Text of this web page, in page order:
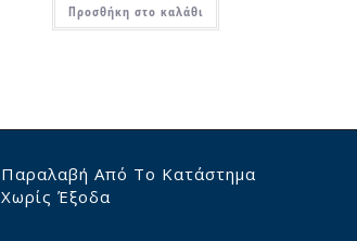
Προσθήκη στο καλάθι
Παραλαβή Από Το Κατάστημα
Χωρίς Έξοδα